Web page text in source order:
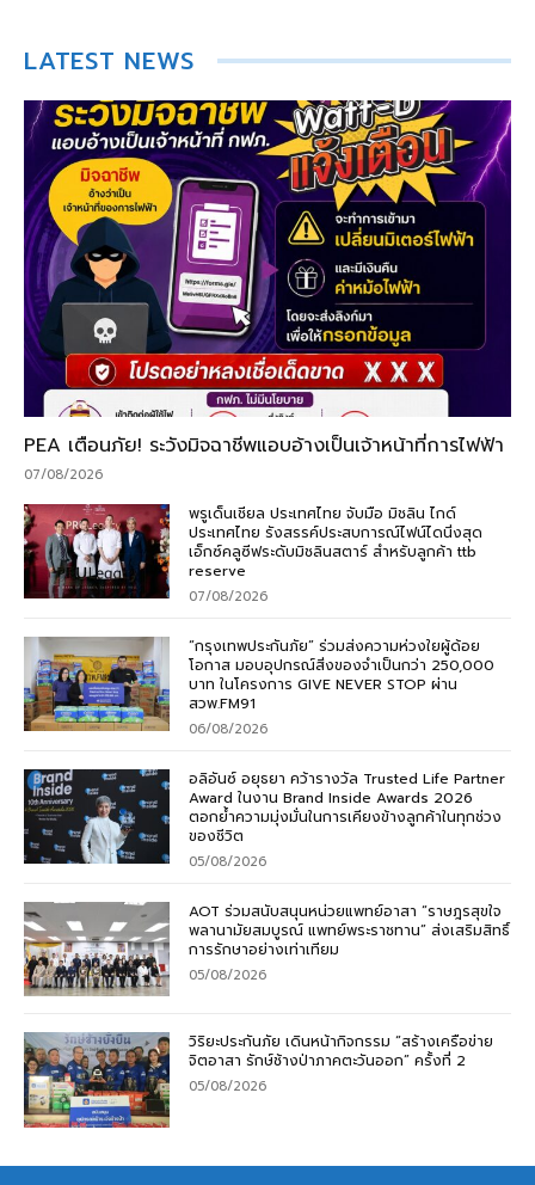
LATEST NEWS
PEA เตือนภัย! ระวังมิจฉาชีพแอบอ้างเป็นเจ้าหน้าที่การไฟฟ้า
07/08/2026
พรูเด็นเชียล ประเทศไทย จับมือ มิชลิน ไกด์
ประเทศไทย รังสรรค์ประสบการณ์ไฟน์ไดนิ่งสุด
เอ็กซ์คลูซีฟระดับมิชลินสตาร์ สำหรับลูกค้า ttb
reserve
07/08/2026
“กรุงเทพประกันภัย” ร่วมส่งความห่วงใยผู้ด้อย
โอกาส มอบอุปกรณ์สิ่งของจำเป็นกว่า 250,000
บาท ในโครงการ GIVE NEVER STOP ผ่าน
สวพ.FM91
06/08/2026
อลิอันซ์ อยุธยา คว้ารางวัล Trusted Life Partner
Award ในงาน Brand Inside Awards 2026
ตอกย้ำความมุ่งมั่นในการเคียงข้างลูกค้าในทุกช่วง
ของชีวิต
05/08/2026
AOT ร่วมสนับสนุนหน่วยแพทย์อาสา “ราษฎรสุขใจ
พลานามัยสมบูรณ์ แพทย์พระราชทาน” ส่งเสริมสิทธิ์
การรักษาอย่างเท่าเทียม
05/08/2026
วิริยะประกันภัย เดินหน้ากิจกรรม “สร้างเครือข่าย
จิตอาสา รักษ์ช้างป่าภาคตะวันออก” ครั้งที่ 2
05/08/2026